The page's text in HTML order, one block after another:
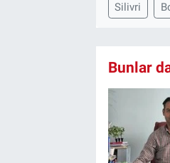
Silivri
Bunlar